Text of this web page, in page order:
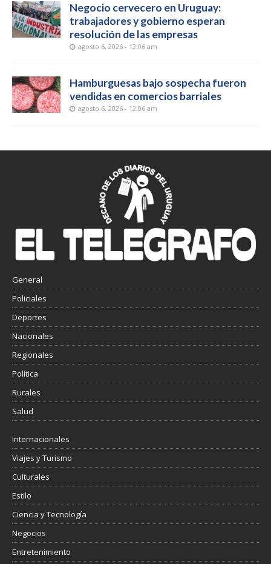
Negocio cervecero en Uruguay:
trabajadores y gobierno esperan
resolución de las empresas
agosto 6, 2026 - 12:06 am
Hamburguesas bajo sospecha fueron
vendidas en comercios barriales
agosto 6, 2026 - 12:06 am
General
Policiales
Deportes
Nacionales
Regionales
Política
Rurales
Salud
Internacionales
Viajes y Turismo
Culturales
Estilo
Ciencia y Tecnología
Negocios
Entretenimiento